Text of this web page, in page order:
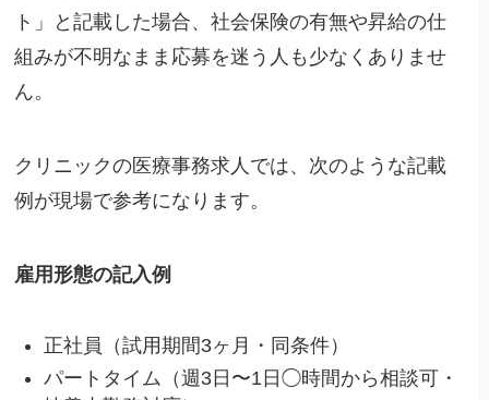
ト」と記載した場合、社会保険の有無や昇給の仕
組みが不明なまま応募を迷う人も少なくありませ
ん。
クリニックの医療事務求人では、次のような記載
例が現場で参考になります。
雇用形態の記入例
正社員（試用期間3ヶ月・同条件）
パートタイム（週3日〜1日◯時間から相談可・